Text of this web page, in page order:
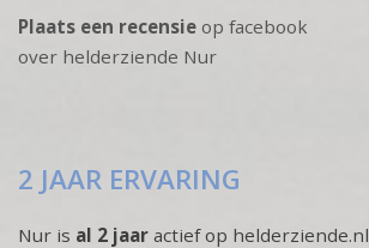
Plaats een recensie op facebook
over helderziende Nur
2 JAAR ERVARING
Nur is al 2 jaar actief op helderziende.nl